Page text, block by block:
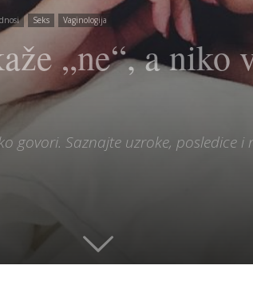
Seks Vaginologija
„ne“, a niko
govori. Saznajte uzroke, posledice